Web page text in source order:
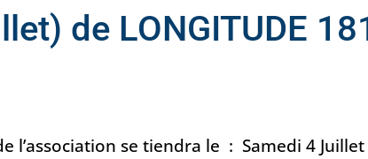
de LONGITUDE
l’association se tiendra le : Samedi 4 Juillet